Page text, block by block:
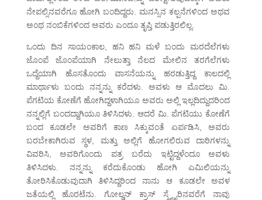
ನೇಪಲ್ಸಿನವರೆಗೂ ಹೋಗಿ ಬಂದಿದ್ದರು. ಮನಸ್ಸಿನ ಕಲ್ಪನೆಗಳಿಂದ ಅಥವ
ಅಂಥ ನಂಬಿಕೆಗಳಿಂದ ಅವರು ಎಂದೂ ತೃಪ್ತಿ ಪಡುತ್ತಿರಲಿಲ್ಲ.
ಒಂದು ದಿನ ಸಾಯಂಕಾಲ, ಹನಿ ಹನಿ ಮಳೆ ಬಂದು ಮರದೆಲೆಗಳು
ಜೊಂಪೆ ಜೊಂಪೆಯಾಗಿ ನೇಲುತ್ತಾ ನೆಲದ ಮೇಲಿನ ತರಗೆಲೆಗಳು
ಒದ್ದೆಯಾಗಿ ಹೊಸತೊಂದು ವಾಸನೆಯನ್ನು ಹರಡುತ್ತಿದ್ದ ಕಾಲದಲ್ಲಿ
ಮಾರ್ಥಾಳು ಬಂದು ನನ್ನನ್ನು ಕರೆದಳು. ಅವಳು ಆ ಮೊದಲು ಮಿ.
ಪೆಗಟಿಯ ಕೋಣೆಗೆ ಹೋಗಿದ್ದಳಾಗಿಯೂ ಅವರು ಅಲ್ಲಿ ಇಲ್ಲದಿದ್ದುದರಿಂದ
ನನ್ನಲ್ಲಿಗೆ ಬಂದದ್ದಾಗಿಯೂ ತಿಳಿಸಿದಳು. ಆದರೆ ಮಿ. ಪೆಗಟಿಯು ಕೋಣೆಗೆ
ಬಂದ ಕೂಡಲೇ ಅವರಿಗೆ ಕಾಣ ಸಿಕ್ಕುವಂತೆ ಏರ್ಪಡಿಸಿ, ಅವರು
ಬರಬೇಕಾಗಿರುವ ಸ್ಥಳ, ಮತ್ತು ಅಲ್ಲಿಗೆ ಹೋಗಲಿರುವ ದಾರಿಗಳನ್ನು
ವಿವರಿಸಿ, ಅವರಿಗೊಂದು ಪತ್ರ ಬರೆದು ಇಟ್ಟಿದ್ದಳೆಂದೂ ಅವಳು
ತಿಳಿಸಿದಳು. ನನ್ನನ್ನು ಕರೆದುಕೊಂಡು ಹೋಗಿ ಎಮಿಲಿಯನ್ನು
ತೋರಿಸಿಕೊಡುವುದಾಗಿ ತಿಳಿಸಿದ್ದರಿಂದ ನಾನು ಆ ಕೂಡಲೇ ಅವಳ
ಜತೆಯಲ್ಲಿ ಹೊರಟೆನು. ಗೋಲ್ಡನ್ ಕ್ರಾಸ್ ಸ್ಕ್ವೈರಿನವರೆಗೆ ನಾವು